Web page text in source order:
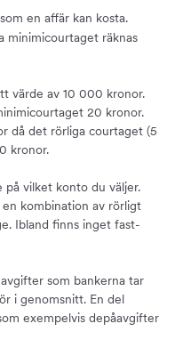
en affär kan kosta.
minimicourtaget räknas
värde av 10 000 kronor.
20 kronor.
då det rörliga courtaget (5
kronor.
på vilket konto du väljer.
kombination av rörligt
Ibland finns inget fast-
som bankerna tar
i genomsnitt. En del
exempelvis depåavgifter